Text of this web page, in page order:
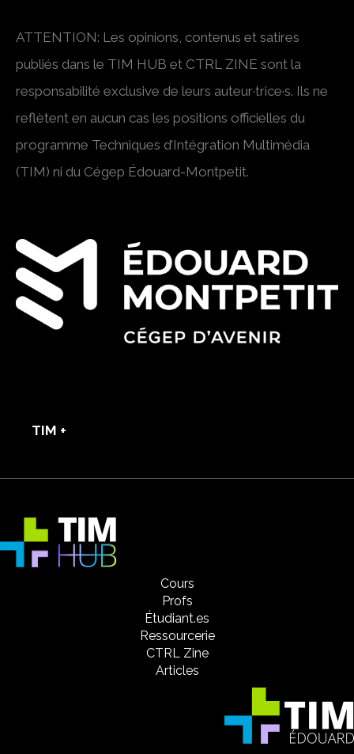
ATTENTION: Les opinions, contenus et satires
publiés dans le TIM HUB et CTRL ZINE sont la
responsabilité exclusive de leurs auteur·trice·s. Ils ne
reflètent en aucun cas les positions officielles du
programme Techniques d’Intégration Multimédia
(TIM) ni du Cégep Édouard-Montpetit.
TIM +
Cours
Profs
Étudiant.es
Ressourcerie
CTRL Zine
Articles